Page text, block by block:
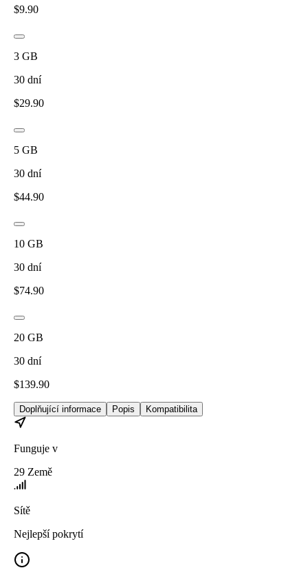
$9.90
3 GB
30 dní
$29.90
5 GB
30 dní
$44.90
10 GB
30 dní
$74.90
20 GB
30 dní
$139.90
Doplňující informace Popis Kompatibilita
Funguje v
29 Země
Sítě
Nejlepší pokrytí